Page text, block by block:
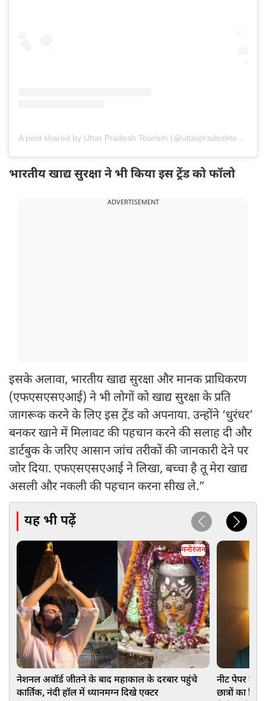
A post shared by Uttar Pradesh Tourism (@uttarpradeshtourism)
भारतीय खाद्य सुरक्षा ने भी किया इस ट्रेंड को फॉलो
ADVERTISEMENT
इसके अलावा, भारतीय खाद्य सुरक्षा और मानक प्राधिकरण
(एफएसएसएआई) ने भी लोगों को खाद्य सुरक्षा के प्रति
जागरूक करने के लिए इस ट्रेंड को अपनाया. उन्होंने ‘धुरंधर’
बनकर खाने में मिलावट की पहचान करने की सलाह दी और
डार्टबुक के जरिए आसान जांच तरीकों की जानकारी देने पर
जोर दिया. एफएसएसएआई ने लिखा, बच्चा है तू मेरा खाद्य
असली और नकली की पहचान करना सीख ले.”
यह भी पढ़ें
मनोरंजन
नेशनल अवॉर्ड जीतने के बाद महाकाल के दरबार पहुंचे
कार्तिक, नंदी हॉल में ध्यानमग्न दिखे एक्टर
नीट पेपर
छात्रों का